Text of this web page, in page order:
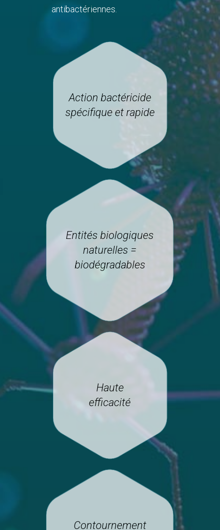
antibactériennes.
Action bactéricide
spécifique et rapide
Entités biologiques
naturelles =
biodégradables
Haute
efficacité
Contournement